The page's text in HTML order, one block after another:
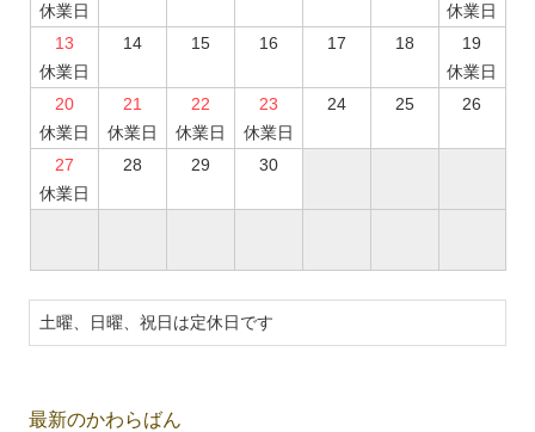
休業日
休業日
13
休業日
14 15 16 17 18
19
休業日
20
休業日
21
休業日
22
休業日
23
休業日
24 25 26
27
休業日
28 29 30
土曜、日曜、祝日は定休日です
最新のかわらばん